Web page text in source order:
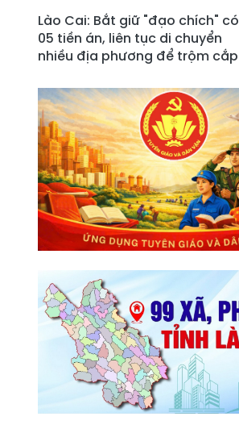
Lào Cai: Bắt giữ "đạo chích" có
05 tiền án, liên tục di chuyển
nhiều địa phương để trộm cắp